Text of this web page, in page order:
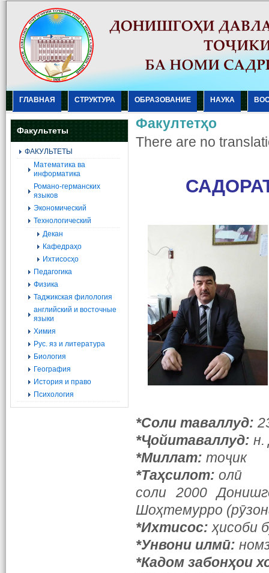
ГЛАВНАЯ СТРУКТУРА ОБРАЗОВАНИЕ НАУКА
Факультеты
ФАКУЛЬТЕТЫ
Mатематика ва
информатика
Романо-германских
языков
Экономический
Технологический
Декан
Кафедраҳо
Ихтисосҳо
Педагогика
Физика
Таджикская филология
английский и восточные
языки
Химия
Рус. яз и литература
Биология
География
История и право
Психология
Факултетҳо
There are no
*Соли таваллуд:
*Ҷойитаваллуд: н.
*Миллат: тоҷик
*Таҳсилот: олӣ
соли 2000
Шоҳтемурро
*Ихтисос: ҳисоби
*Унвони илмӣ:
*Кадом забонҳои